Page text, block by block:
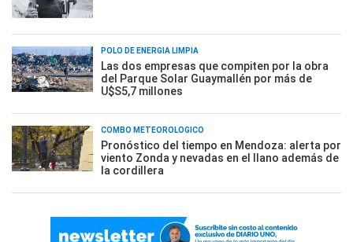
POLO DE ENERGÍA LIMPIA
Las dos empresas que compiten por la obra
del Parque Solar Guaymallén por más de
U$S5,7 millones
COMBO METEOROLÓGICO
Pronóstico del tiempo en Mendoza: alerta por
viento Zonda y nevadas en el llano además de
la cordillera